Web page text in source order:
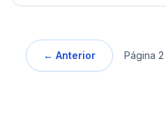
← Anterior Página 2